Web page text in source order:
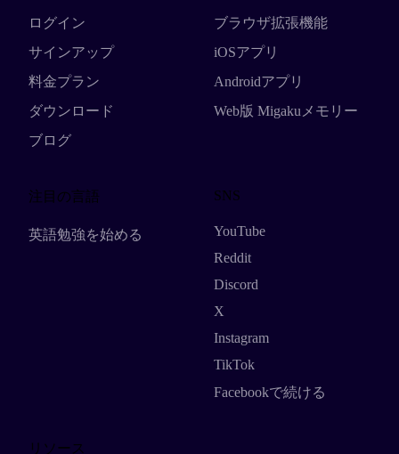
ログイン
サインアップ
料金プラン
ダウンロード
ブログ
ブラウザ拡張機能
iOSアプリ
Androidアプリ
Web版 Migakuメモリー
注目の言語
英語勉強を始める
SNS
YouTube
Reddit
Discord
X
Instagram
TikTok
Facebookで続ける
リソース